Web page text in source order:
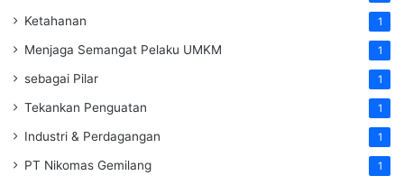
Ketahanan 1
Menjaga Semangat Pelaku UMKM 1
sebagai Pilar 1
Tekankan Penguatan 1
Industri & Perdagangan 1
PT Nikomas Gemilang 1